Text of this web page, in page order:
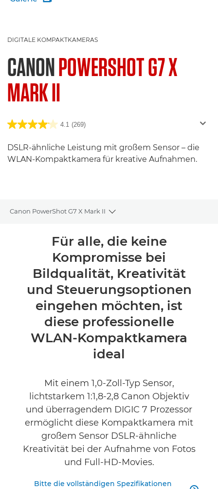
DIGITALE KOMPAKTKAMERAS
CANONPOWERSHOT G7 X
MARK II
4.1 (269)
DSLR-ähnliche Leistung mit großem Sensor – die
WLAN-Kompaktkamera für kreative Aufnahmen.
Canon PowerShot G7 X Mark II
Toggle breadcrumbs
Technische Daten
Produktbewertungen
Für alle, die keine
Kompromisse bei
Bildqualität, Kreativität
und Steuerungsoptionen
eingehen möchten, ist
diese professionelle
WLAN-Kompaktkamera
ideal
Mit einem 1,0-Zoll-Typ Sensor,
lichtstarkem 1:1,8-2,8 Canon Objektiv
und überragendem DIGIC 7 Prozessor
ermöglicht diese Kompaktkamera mit
großem Sensor DSLR-ähnliche
Kreativität bei der Aufnahme von Fotos
und Full-HD-Movies.
Bitte die vollständigen Spezifikationen